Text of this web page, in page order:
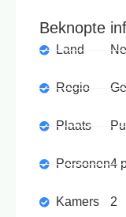
Beknopte
Land
Regio
Plaats
Personen
Kamers
4
2